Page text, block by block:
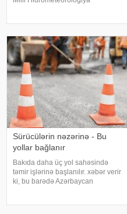
güclənəcək. Dəniz suyunun
temperaturu şima
Sürücülərin nəzərinə - Bu
yollar bağlanır
Bakıda daha üç yol sahəsində
təmir işlərinə başlanılır. xəbər verir
ki, bu barədə Azərbaycan